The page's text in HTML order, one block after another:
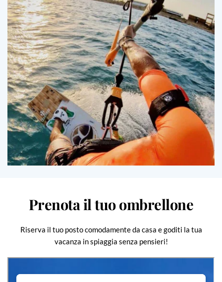
Prenota il tuo ombrellone
Riserva il tuo posto comodamente da casa e goditi la tua
vacanza in spiaggia senza pensieri!